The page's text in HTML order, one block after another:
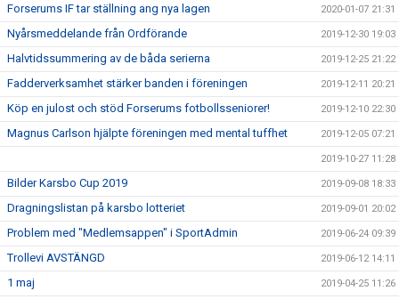
Forserums IF tar ställning ang nya lagen 2020-01-07 21:31
Nyårsmeddelande från Ordförande 2019-12-30 19:03
Halvtidssummering av de båda serierna 2019-12-25 21:22
Fadderverksamhet stärker banden i föreningen 2019-12-11 20:21
Köp en julost och stöd Forserums fotbollsseniorer! 2019-12-10 22:30
Magnus Carlson hjälpte föreningen med mental tuffhet 2019-12-05 07:21
2019-10-27 11:28
Bilder Karsbo Cup 2019 2019-09-08 18:33
Dragningslistan på karsbo lotteriet 2019-09-01 20:02
Problem med "Medlemsappen" i SportAdmin 2019-06-24 09:39
Trollevi AVSTÄNGD 2019-06-12 14:11
1 maj 2019-04-25 11:26